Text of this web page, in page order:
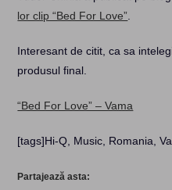
lor clip “Bed For Love”
Interesant de citit, ca sa
produsul final.
“Bed For Love” – Vama
[tags]Hi-Q, Music, Romania,
Partajează asta: